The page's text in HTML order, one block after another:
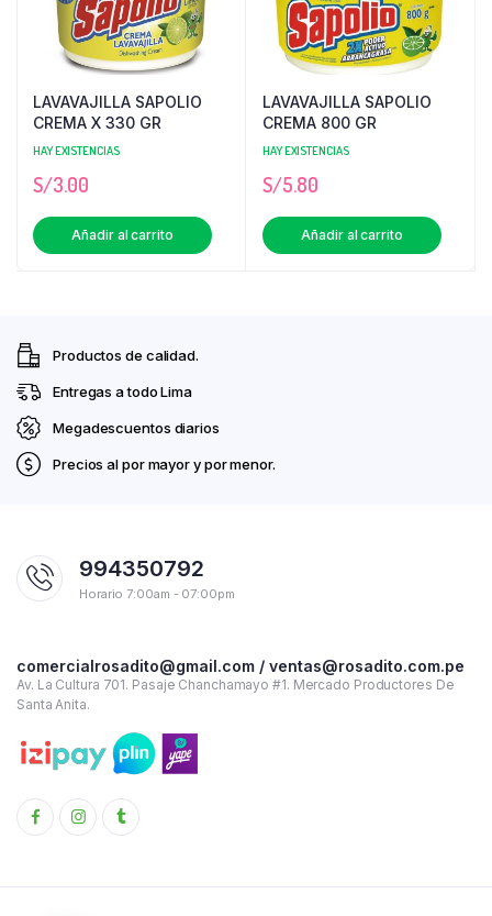
LAVAVAJILLA SAPOLIO
CREMA X 330 GR
HAY EXISTENCIAS
S/3.00
Añadir al carrito
LAVAVAJILLA SAPOLIO
CREMA 800 GR
HAY EXISTENCIAS
S/5.80
Añadir al carrito
Productos de calidad.
Entregas a todo Lima
Megadescuentos diarios
Precios al por mayor y por menor.
994350792
Horario 7:00am - 07:00pm
comercialrosadito@gmail.com / ventas@rosadito.com.pe
Av. La Cultura 701. Pasaje Chanchamayo #1. Mercado Productores De
Santa Anita.